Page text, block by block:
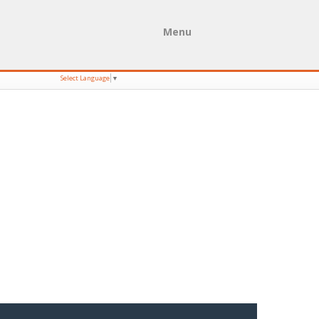
Menu
Select Language ▼